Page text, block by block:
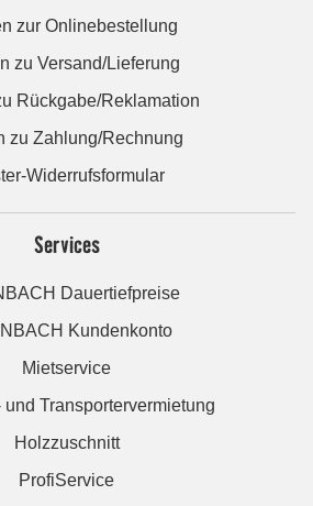
zur Onlinebestellung
zu Versand/Lieferung
Rückgabe/Reklamation
zu Zahlung/Rechnung
Widerrufsformular
Services
Dauertiefpreise
Kundenkonto
Mietservice
Transportervermietung
Holzzuschnitt
ProfiService